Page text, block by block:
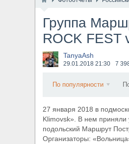
Всероссийский
XANDRIA
Группа
ROCK FEST
TanyaAsh
29.01.2018 21:30 7
По популярности
27 января 2018 в
Klimovsk». В нем приняли
подольский Маршрут
Организаторы: